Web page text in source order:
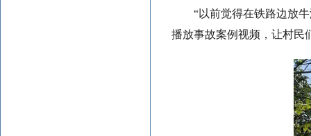
“以前觉得在铁路边放
播放事故案例视频，让村民